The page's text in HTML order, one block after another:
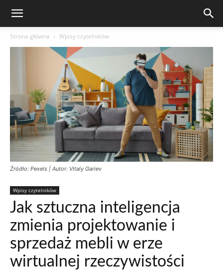
Strona główna Wpisy czytelników
Źródło: Pexels | Autor: Vitaly Gariev
Wpisy czytelników
Jak sztuczna inteligencja
zmienia projektowanie i
sprzedaż mebli w erze
wirtualnej rzeczywistości